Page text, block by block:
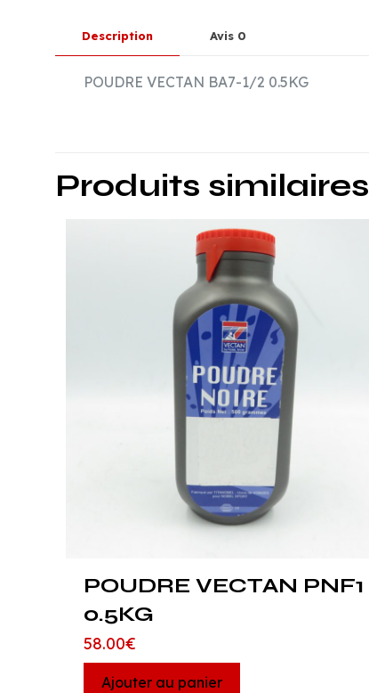
Description Avis 0
POUDRE VECTAN BA7-1/2 0.5KG
Produits similaires
POUDRE VECTAN PNF1
0.5KG
58.00€
Ajouter au panier